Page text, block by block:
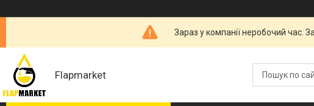
Зараз у компанії неробочий час.
Flapmarket